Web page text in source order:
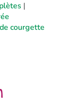
|
courgette